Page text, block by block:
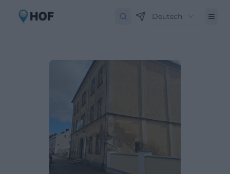
Deutsch